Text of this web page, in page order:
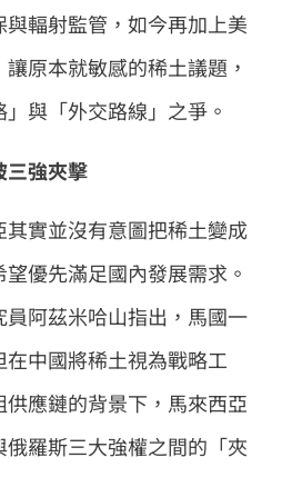
輻射監管，如今再加上美
原本就敏感的稀土議題，
與「外交路線」之爭。
三強夾擊
實並沒有意圖把稀土變成
優先滿足國內發展需求。
阿茲米哈山指出，馬國一
中國將稀土視為戰略工
應鏈的背景下，馬來西亞
羅斯三大強權之間的「夾